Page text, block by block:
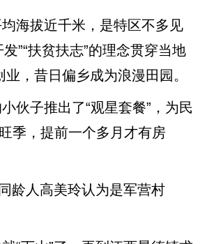
海拔近千米，是特区不多见
”“扶贫扶志”的理念贯穿当地
，昔日偏乡成为浪漫田园。
子推出了“观星套餐”，为民
季，提前一个多月才有房
龄人高美玲认为是军营村